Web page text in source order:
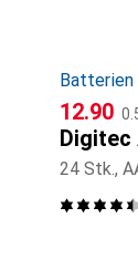
Batterien
CHF
12.90
Digitec
24 Stk.,